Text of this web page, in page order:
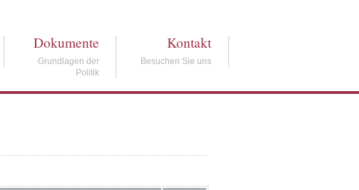
Dokumente
Grundlagen der
Politik
Kontakt
Besuchen Sie uns